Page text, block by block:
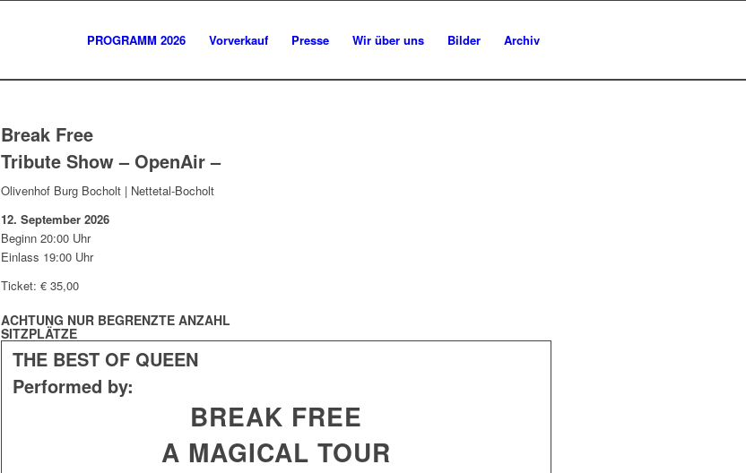
PROGRAMM 2026 Vorverkauf Presse Wir über uns Bilder Archiv
Break Free
Tribute Show – OpenAir –
Olivenhof Burg Bocholt | Nettetal-Bocholt
12. September 2026
Beginn 20:00 Uhr
Einlass 19:00 Uhr
Ticket: € 35,00
ACHTUNG NUR BEGRENZTE ANZAHL
SITZPLÄTZE
THE BEST OF QUEEN
Performed by:
BREAK FREE
A MAGICAL TOUR